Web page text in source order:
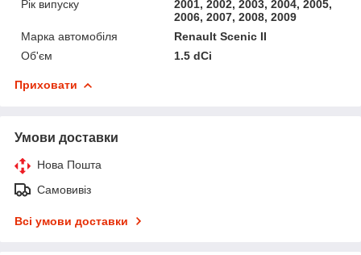
Рік випуску
2001, 2002, 2003, 2004, 2005,
2006, 2007, 2008, 2009
Марка автомобіля
Renault Scenic II
Об'єм
1.5 dCi
Приховати
Умови доставки
Нова Пошта
Самовивіз
Всі умови доставки